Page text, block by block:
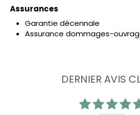
Assurances
Garantie décennale
Assurance dommages-
DERNIER AVIS